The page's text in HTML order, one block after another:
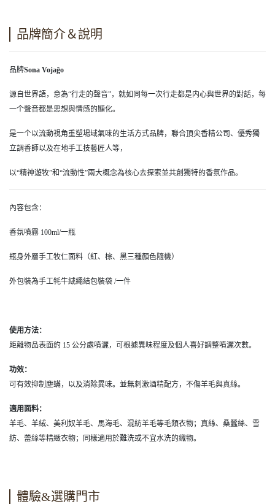
品牌簡介＆說明
品牌Sona Vojaĝo
源自世界語，意為“行走的聲音”，就如同每一次行走都是内心與世界的對話，每
一个聲音都是思想與情感的顯化。
是一个以流動視角重塑場域氣味的生活方式品牌，聯合頂尖香精公司、優秀獨
立調香師以及在地手工技藝匠人等，
以“精神遊牧”和“流動性”兩大概念為核心去探索並共創獨特的香氛作品。
內容包含：
香氛噴霧 100ml/一瓶
瓶身外層手工牧仁面料（紅、棕、黑三種顏色隨機）
外包裝為手工牦牛絨繩結包裝袋 /一件
使用方法：
距離物品表面約 15 公分處噴灑，可根據異味程度及個人喜好調整噴灑次數。
功效：
可有效抑制塵蟎，以及消除異味。並無刺激酒精配方，不傷羊毛與真絲。
適用面料：
羊毛、羊絨、美利奴羊毛、馬海毛、混紡羊毛等毛類衣物；真絲、桑蠶絲、雪
紡、蕾絲等精緻衣物；同樣適用於難洗或不宜水洗的織物。
體驗&選購門市